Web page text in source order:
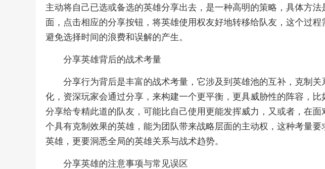
主动将自己已选或备选的英雄分享出去，是一种高明的策略，具体方
面，点击相应的分享按钮，将英雄使用权友好地转移给队友，这个过
避免选择时间的浪费和误解的产生。
分享英雄背后的战术考量
分享行为背后是丰富的战术考量，它涉及到英雄池的互补，克制
化，资深玩家会通过分享，来构建一个更平衡，更具威胁性的阵容，
分享给专精此道的队友，可能比自己使用更能发挥威力，又或者，在
个具有克制效果的英雄，能为团队带来战略层面的主动权，这种考量
英雄，更要洞悉全局的英雄关系与战术趋势。
分享英雄的注意事项与常见误区